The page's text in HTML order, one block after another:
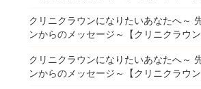
クリニクラウンになりたいあなたへ～
ンからのメッセージ～【クリニクラウン
クリニクラウンになりたいあなたへ～
ンからのメッセージ～【クリニクラウン